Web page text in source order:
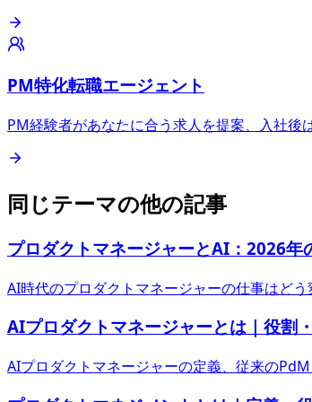
PM特化転職エージェント
PM経験者があなたに合う求人を提案、入社後
同じテーマの他の記事
プロダクトマネージャーとAI：2026年
AI時代のプロダクトマネージャーの仕事はど
AIプロダクトマネージャーとは｜役割
AIプロダクトマネージャーの定義、従来の